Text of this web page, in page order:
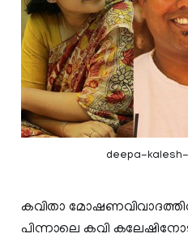
deepa-
കവിതാ
പിന്നാലെ കവി